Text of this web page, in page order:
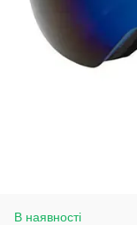
В наявності